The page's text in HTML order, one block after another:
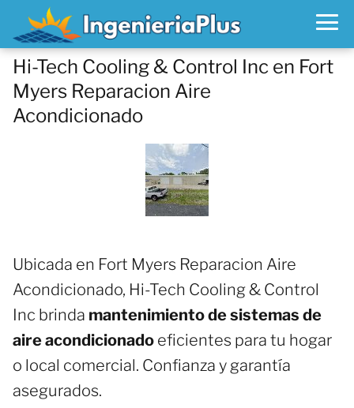
Hi-Tech Cooling & Control Inc en Fort
Myers Reparacion Aire
Acondicionado
Ubicada en Fort Myers Reparacion Aire
Acondicionado, Hi-Tech Cooling & Control
Inc brinda mantenimiento de sistemas de
aire acondicionado eficientes para tu hogar
o local comercial. Confianza y garantía
asegurados.